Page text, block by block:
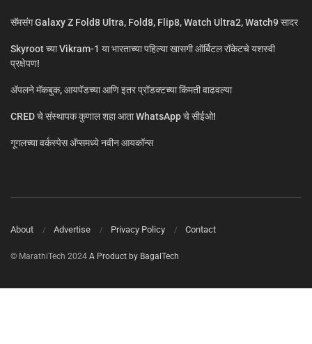
सॅमसंग Galaxy Z Fold8 Ultra, Fold8, Flip8, Watch Ultra2, Watch9 सादर
Skyroot च्या Vikram-1 या भारताच्या पहिल्या खासगी ऑर्बिटल रॉकेटचे यशस्वी
प्रक्षेपण!
ॲपलने मॅकबुक, आयपॅडच्या आणि इतर प्रॉडक्टच्या किंमती वाढवल्या
CRED चे संस्थापक कुणाल शहा आता WhatsApp चे सीईओ!
गूगलच्या वर्कस्पेस अ‍ॅप्समध्ये नवीन आयकॉन्स
About Advertise Privacy Policy Contact
© MarathiTech 2024 A Product by BagalTech